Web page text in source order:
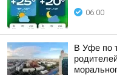
06:00
В Уфе по